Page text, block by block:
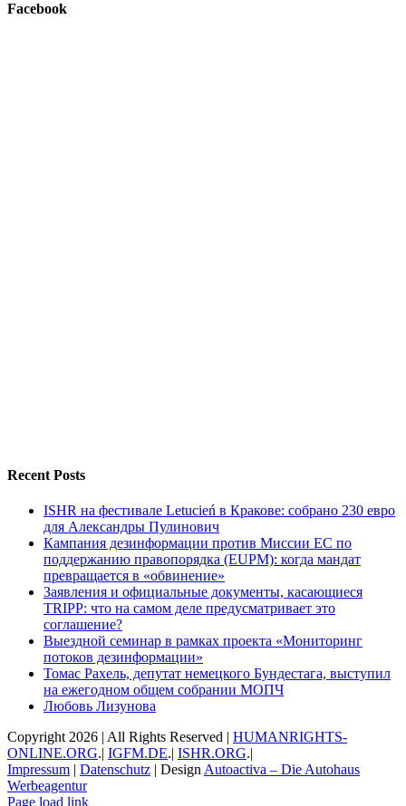
Facebook
Recent Posts
ISHR на фестивале Letucień в Кракове: собрано 230 евро
для Александры Пулинович
Кампания дезинформации против Миссии ЕС по
поддержанию правопорядка (EUPM): когда мандат
превращается в «обвинение»
Заявления и официальные документы, касающиеся
TRIPP: что на самом деле предусматривает это
соглашение?
Выездной семинар в рамках проекта «Мониторинг
потоков дезинформации»
Томас Рахель, депутат немецкого Бундестага, выступил
на ежегодном общем собрании МОПЧ
Любовь Лизунова
Copyright 2026 | All Rights Reserved | HUMANRIGHTS-
ONLINE.ORG.| IGFM.DE.| ISHR.ORG.|
Impressum | Datenschutz | Design Autoactiva – Die Autohaus
Werbeagentur
Facebook
X
YouTube
Instagram
Email
Page load link